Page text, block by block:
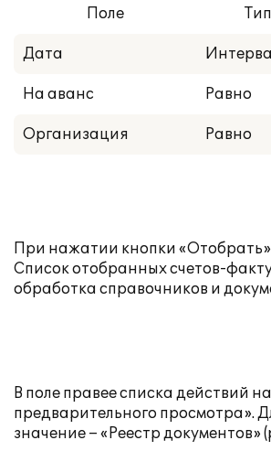
Поле
Дата
На аванс Равно
Организация Равно
При нажатии кнопки
Список отобранных счетов-
обработка справочников и
В поле правее списка действий
предварительного просмотра».
значение – «Реестр документов»